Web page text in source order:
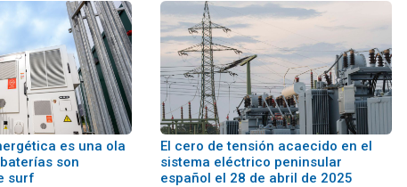
es una ola
son
surf
El cero de tensión acaecido en el
sistema eléctrico peninsular
español el 28 de abril de 2025